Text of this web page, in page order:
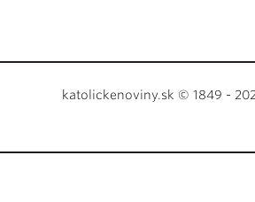
katolickenoviny.sk © 1849 -